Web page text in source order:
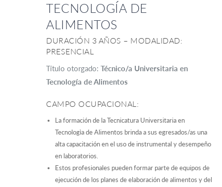
TECNOLOGÍA DE
ALIMENTOS
DURACIÓN 3 AÑOS – MODALIDAD:
PRESENCIAL
Título otorgado: Técnico/a Universitaria en
Tecnología de Alimentos
CAMPO OCUPACIONAL:
La formación de la Tecnicatura Universitaria en
Tecnologìa de Alimentos brinda a sus egresados/as una
alta capacitación en el uso de instrumental y desempeño
en laboratorios.
Estos profesionales pueden formar parte de equipos de
ejecución de los planes de elaboración de alimentos y del